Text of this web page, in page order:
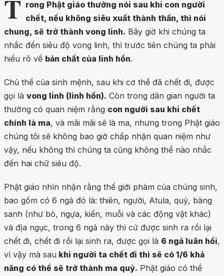
T rong Phật giáo thường nói sau khi con người
chết, nếu không siêu xuất thành thần, thì nói
chung, sẽ trở thành vong linh. Bây giờ khi chúng ta
nhắc đến siêu độ vong linh, thì trước tiên chúng ta phải
hiểu rõ về bản chất của linh hồn.
Chủ thể của sinh mệnh, sau khi cơ thể đã chết đi, được
gọi là vong linh (linh hồn). Còn trong dân gian người ta
thường có quan niệm rằng con người sau khi chết
chính là ma, và mãi mãi sẽ là ma, nhưng trong Phật giáo
chúng tôi sẽ không bao giờ chấp nhận quan niệm như
vậy, nếu không thì chúng ta cũng không thể nào nhắc
đến hai chữ siêu độ.
Phật giáo nhìn nhận rằng thế giới phàm của chúng sinh,
bao gồm có 6 ngả đó là: thiên, người, Atula, quỷ, bàng
sanh (như bò, ngựa, kiến, muỗi và các động vật khác)
và địa ngục, trong 6 ngả này thì cứ được sinh ra rồi lại
chết đi, chết đi rồi lại sinh ra, được gọi là 6 ngả luân hồi,
vì vậy mà sau khi người ta chết đi thì sẽ có 1/6 khả
năng có thể sẽ trở thành ma quỷ. Phật giáo có thể